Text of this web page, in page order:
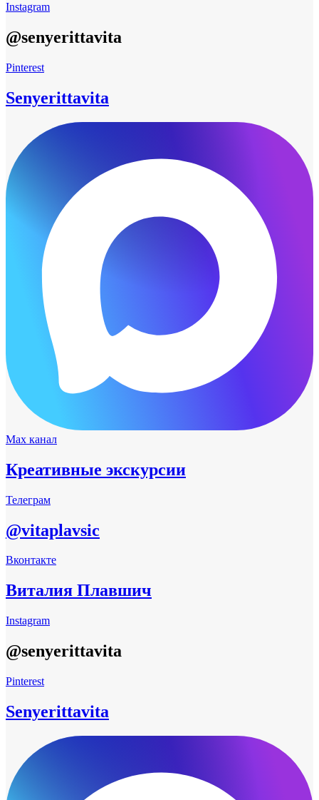
Instagram
@senyerittavita
Pinterest
Senyerittavita
Max канал
Креативные экскурсии
Телеграм
@vitaplavsic
Вконтакте
Виталия Плавшич
Instagram
@senyerittavita
Pinterest
Senyerittavita